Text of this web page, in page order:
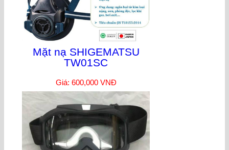
Mặt nạ SHIGEMATSU
TW01SC
Giá: 600,000 VNĐ